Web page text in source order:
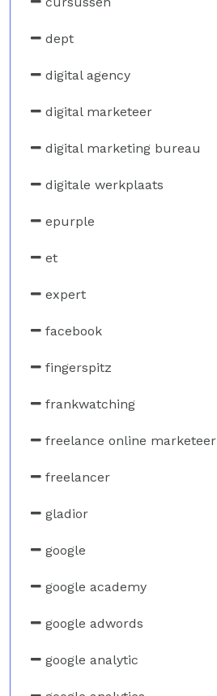
dept
digital agency
digital marketeer
digital marketing bureau
digitale werkplaats
epurple
et
expert
facebook
fingerspitz
frankwatching
freelance online marketeer
freelancer
gladior
google
google academy
google adwords
google analytic